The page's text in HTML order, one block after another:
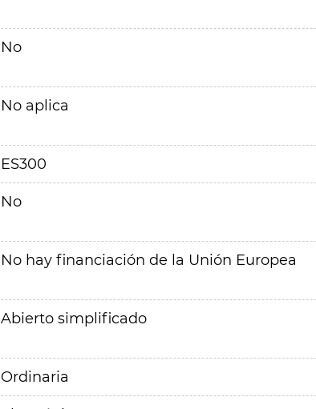
No
No aplica
ES300
No
No hay financiación de la Unión Europea
Abierto simplificado
Ordinaria